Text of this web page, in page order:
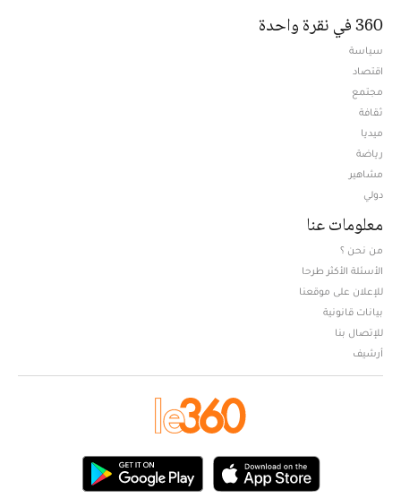
360 في نقرة واحدة
سياسة
اقتصاد
مجتمع
ثقافة
ميديا
رياضة
مشاهير
دولي
معلومات عنا
من نحن ؟
الأسئلة الأكثر طرحا
للإعلان على موقعنا
بيانات قانونية
للإتصال بنا
أرشيف